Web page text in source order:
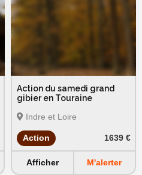
Action du samedi grand
gibier en Touraine
Indre et Loire
Action 1639 €
Afficher M'alerter